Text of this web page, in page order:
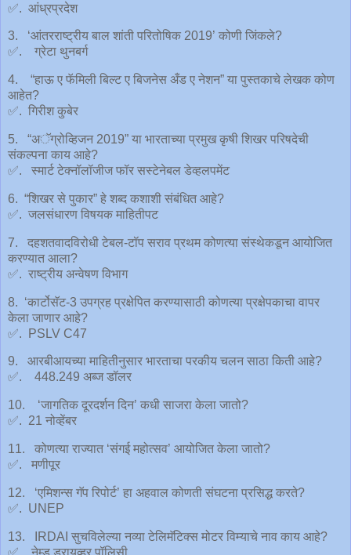
✅. आंध्रप्रदेश
3. ‘आंतरराष्ट्रीय बाल शांती परितोषिक 2019’ कोणी जिंकले?
✅. ग्रेटा थुनबर्ग
4. “हाऊ ए फॅमिली बिल्ट ए बिजनेस अँड ए नेशन” या पुस्तकाचे लेखक कोण
आहेत?
✅. गिरीश कुबेर
5. “अॅग्रोव्हिजन 2019” या भारताच्या प्रमुख कृषी शिखर परिषदेची
संकल्पना काय आहे?
✅. स्मार्ट टेक्नॉलॉजीज फॉर सस्टेनेबल डेव्हलपमेंट
6. “शिखर से पुकार” हे शब्द कशाशी संबंधित आहे?
✅. जलसंधारण विषयक माहितीपट
7. दहशतवादविरोधी टेबल-टॉप सराव प्रथम कोणत्या संस्थेकडून आयोजित
करण्यात आला?
✅. राष्ट्रीय अन्वेषण विभाग
8. ‘कार्टोसॅट-3 उपग्रह प्रक्षेपित करण्यासाठी कोणत्या प्रक्षेपकाचा वापर
केला जाणार आहे?
✅. PSLV C47
9. आरबीआयच्या माहितीनुसार भारताचा परकीय चलन साठा किती आहे?
✅. 448.249 अब्ज डॉलर
10. ‘जागतिक दूरदर्शन दिन’ कधी साजरा केला जातो?
✅. 21 नोव्हेंबर
11. कोणत्या राज्यात ‘संगई महोत्सव’ आयोजित केला जातो?
✅. मणीपूर
12. ‘एमिशन्स गॅप रिपोर्ट’ हा अहवाल कोणती संघटना प्रसिद्ध करते?
✅. UNEP
13. IRDAI सुचविलेल्या नव्या टेलिमॅटिक्स मोटर विम्याचे नाव काय आहे?
✅. नेम्ड ड्रायव्हर पॉलिसी